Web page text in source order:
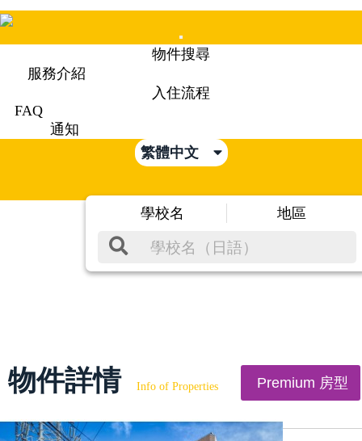
Mobile
Menu
物件搜尋
服務介紹
入住流程
FAQ
通知
繁體中文
學校名 地區
物件詳情 Info of Properties Premium 房型